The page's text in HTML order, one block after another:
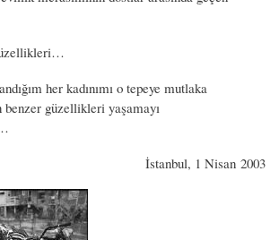
her kadınımı o tepeye mutlaka
güzellikleri yaşamayı
İstanbul, 1 Nisan 2003